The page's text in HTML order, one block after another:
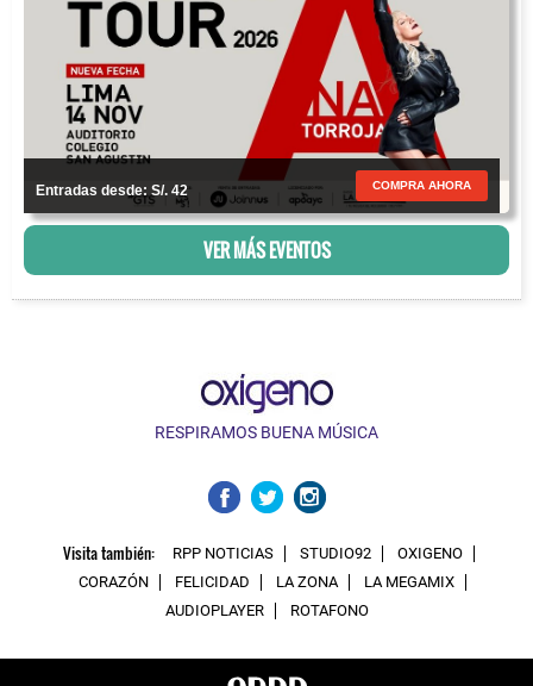
Entradas desde: S/. 42 COMPRA AHORA
VER MÁS EVENTOS
RESPIRAMOS BUENA MÚSICA
Visita también: RPP NOTICIAS STUDIO92
OXIGENO
CORAZÓN
FELICIDAD LA ZONA
LA MEGAMIX
AUDIOPLAYER
ROTAFONO